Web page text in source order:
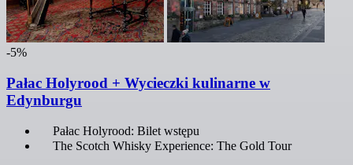
-5%
Pałac Holyrood + Wycieczki kulinarne w
Edynburgu
Pałac Holyrood: Bilet wstępu
The Scotch Whisky Experience: The Gold Tour